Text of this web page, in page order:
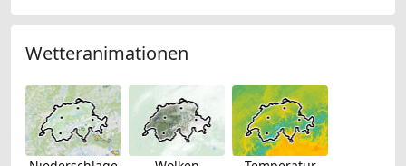
Wetteranimationen